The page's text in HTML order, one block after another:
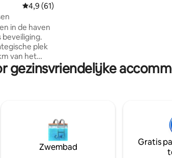
Gemiddelde beoordeling van 4,9 uit 5, 61
4,9 (61)
in de haven
beveiliging.
plek
van het
Het
oven,
ontbreekt
het op elk moment van de dag
prachtig uitzicht.
gezinsvriendelijke
Zwembad
Gratis